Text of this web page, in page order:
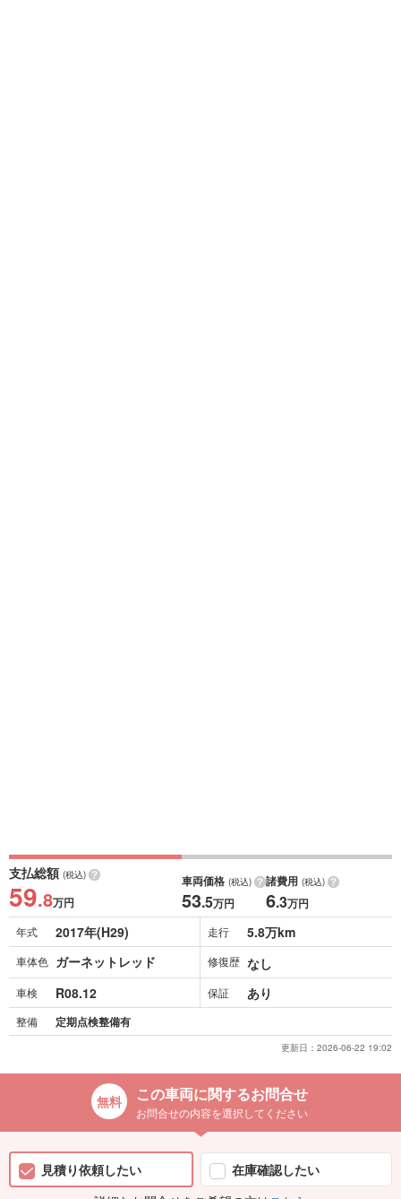
支払総額 (税込)
59.8万円
車両価格 (税込)
53.5万円
諸費用 (税込)
6.3万円
年式 2017年(H29) 走行 5.8万km
車体色 ガーネットレッド 修復歴 なし
車検 R08.12 保証 あり
整備 定期点検整備有
更新日： 2026-06-22 19:02
この車両に関するお問合せ
お問合せの内容を選択してください
見積り依頼したい
在庫確認したい